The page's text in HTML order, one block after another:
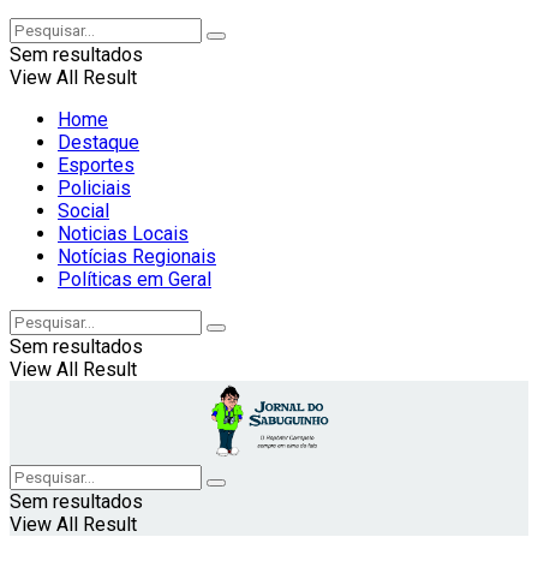
Sem resultados
View All Result
Home
Destaque
Esportes
Policiais
Social
Noticias Locais
Notícias Regionais
Políticas em Geral
Sem resultados
View All Result
Sem resultados
View All Result